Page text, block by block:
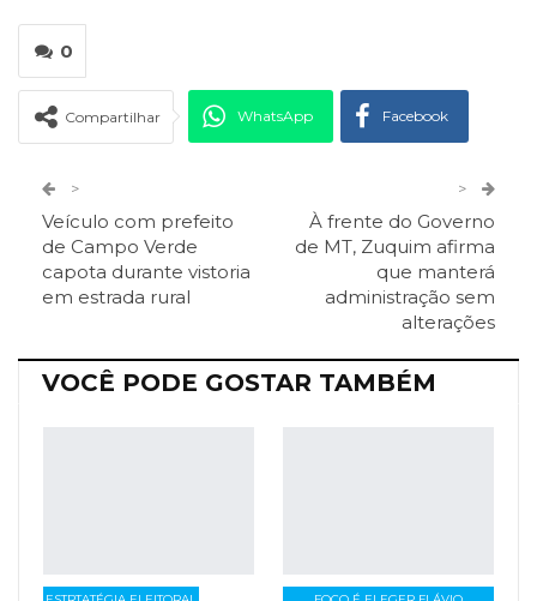
0
Compartilhar WhatsApp Facebook
Facebook Messenger Viber O email
>
Veículo com prefeito
de Campo Verde
capota durante vistoria
em estrada rural
>
À frente do Governo
de MT, Zuquim afirma
que manterá
administração sem
alterações
VOCÊ PODE GOSTAR TAMBÉM